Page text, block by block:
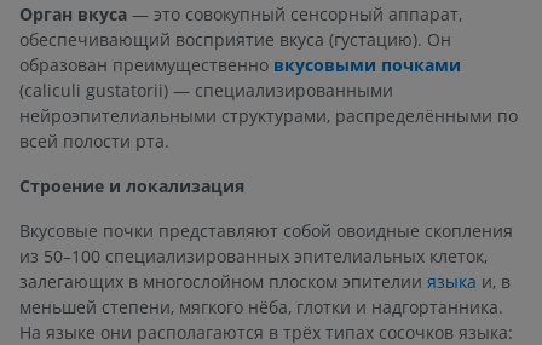
Орган вкуса — это совокупный сенсорный аппарат,
обеспечивающий восприятие вкуса (густацию). Он
образован преимущественно вкусовыми почками
(caliculi gustatorii) — специализированными
нейроэпителиальными структурами, распределёнными по
всей полости рта.
Строение и локализация
Вкусовые почки представляют собой овоидные скопления
из 50–100 специализированных эпителиальных клеток,
залегающих в многослойном плоском эпителии языка и, в
меньшей степени, мягкого нёба, глотки и надгортанника.
На языке они располагаются в трёх типах сосочков языка: